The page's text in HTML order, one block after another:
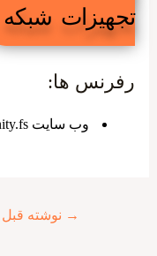
تجهیزات شبکه
رفرنس ها:
وب سایت community.fs
→ نوشته قبل